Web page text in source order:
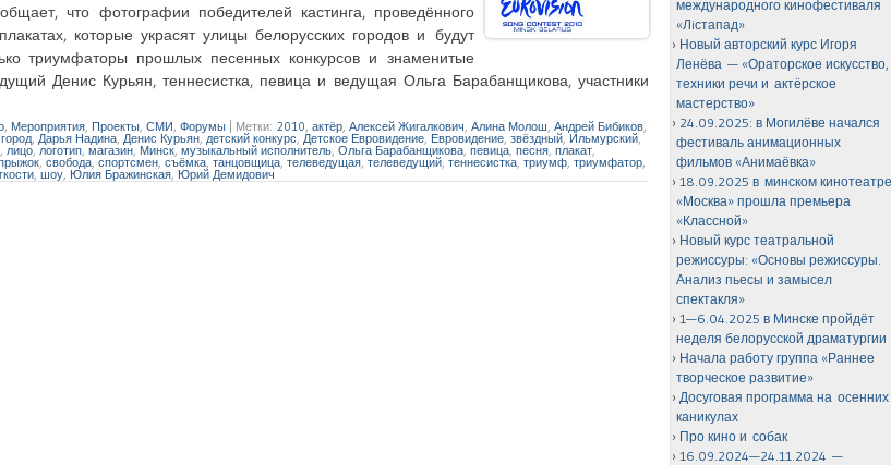
что фотографии победителей кастинга, проведённого
которые украсят улицы белорусских городов и будут
триумфаторы прошлых песенных конкурсов и знаменитые
Денис Курьян, теннесистка, певица и ведущая Ольга Барабанщикова, участники
Мероприятия Проекты СМИ Форумы Метки: 2010 актёр Алексей Жигалкович Алина Молош Андрей Бибиков
город Дарья Надина Денис Курьян,детский конкурс Детское Евровидение Евровидение звёздный ,Ильмурский
лицо ,логотип магазин Минск, музыкальный исполнитель Ольга Барабанщикова певица песня плакат
свобода спортсмен съёмка танцовщица телеведущая телеведущий теннесистка триумф триумфатор
,шоу Юлия Бражинская Юрий Демидович
международного кинофестиваля
«Лiстапад»
Новый авторский курс Игоря
Ленёва — «Ораторское искусство,
техники речи и актёрское
мастерство»
24.09.2025: в Могилёве начался
фестиваль анимационных
фильмов «Анимаёвка»
18.09.2025 в минском
«Москва» прошла премьера
«Классной»
Новый курс театральной
режиссуры: «Основы режиссуры.
Анализ пьесы и замысел
спектакля»
1—6.04.2025 в Минске пройдёт
неделя белорусской драматургии
Начала работу группа «Раннее
творческое развитие»
Досуговая программа на осенних
каникулах
Про кино и собак
16.09.2024—24.11.2024 —